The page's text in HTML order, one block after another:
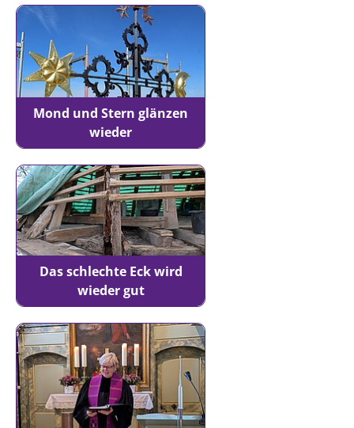
Mond und Stern glänzen
wieder
Das schlechte Eck wird
wieder gut